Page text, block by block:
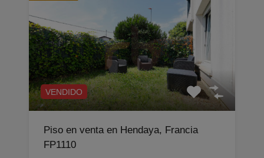
VENDIDO
Piso en venta en Hendaya, Francia
FP1110